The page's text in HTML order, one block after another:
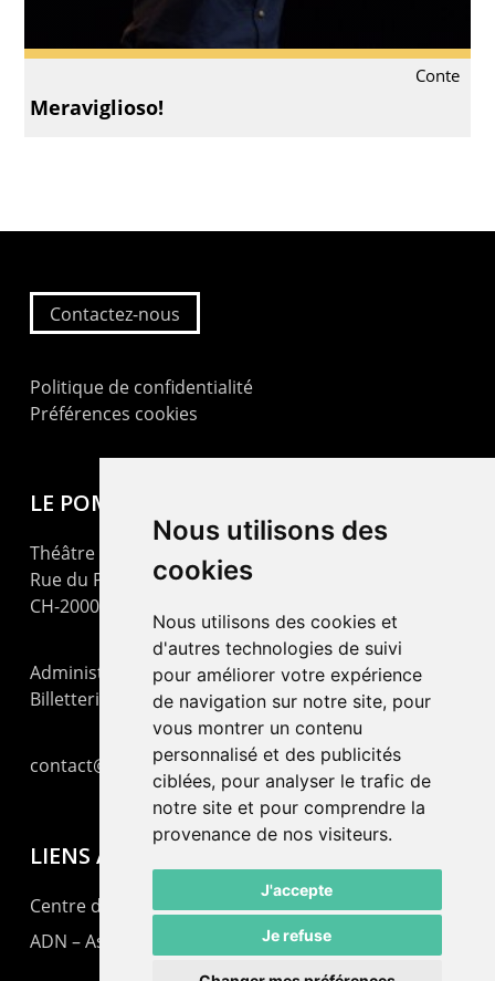
Nous utilisons des
cookies
Nous utilisons des cookies et
d'autres technologies de suivi
pour améliorer votre expérience
de navigation sur notre site, pour
vous montrer un contenu
personnalisé et des publicités
ciblées, pour analyser le trafic de
notre site et pour comprendre la
provenance de nos visiteurs.
J'accepte
Je refuse
Conte
Meraviglioso!
Contactez-nous
Politique de confidentialité
Préférences cookies
LE POMMIER
Théâtre – Centre Culturel Neuchâtelois
Rue du Pommier 9
CH-2000 Neuchâtel
Administration : +41 32 725 03 03
Billetterie : +41 32 725 05 05
contact@lepommier.ch
LIENS AMIS
Centre de culture ABC
ADN – Association Danse Neuchâtel